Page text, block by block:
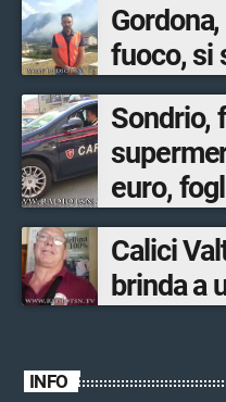
fuoco, si
Sondrio,
euro,
Calici
brinda a
INFO